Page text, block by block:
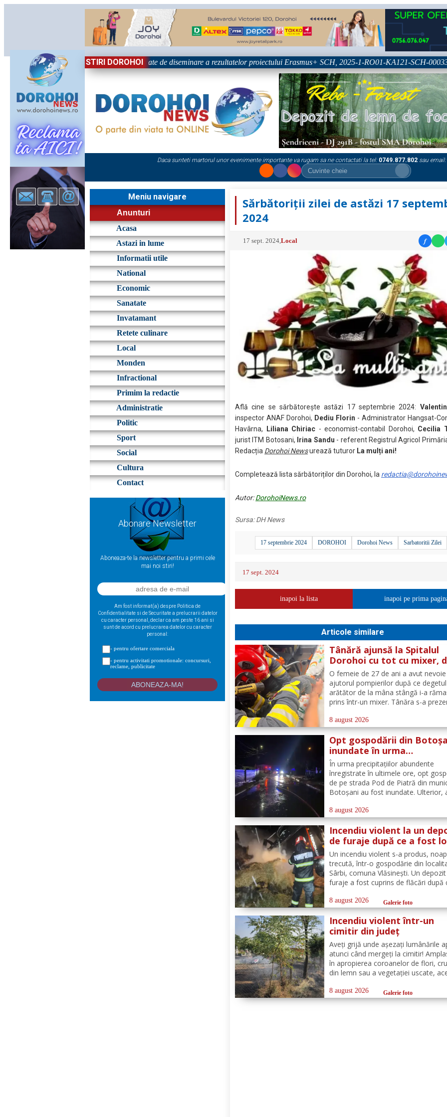
STIRI DOROHOI
„Grigore Ghica” Dorohoi - Activitate de diseminare a rezultatelor proiectului Erasmus+ SCH, 2025-1-RO01-KA121-SCH-000333361
Daca sunteti martorul unor evenimente importante va rugam sa ne contactati la tel: 0749.877.802 sau email:
Meniu navigare
Anunturi
Acasa
Astazi in lume
Informatii utile
National
Economic
Sanatate
Invatamant
Retete culinare
Local
Monden
Infractional
Primim la redactie
Administratie
Politic
Sport
Social
Cultura
Contact
Abonare Newsletter
Aboneaza-te la newsletter pentru a primi cele
mai noi stiri!
Am fost informat(a) despre Politica de
Confidentialitate si de Securitate a prelucrarii datelor
cu caracter personal, declar ca am peste 16 ani si
sunt de acord cu prelucrarea datelor cu caracter
personal:
- pentru ofertare comerciala
- pentru activitati promotionale: concursuri,
reclame, publicitate
Sărbătoriții zilei de astăzi 17
2024
17 sept. 2024 ,Local f
Află cine se sărbătoreşte astăzi 17 septembrie 2024:
inspector ANAF Dorohoi, Dediu Florin - Administrator Hangsat-
Havârna,
Liliana Chiriac - economist-contabil Dorohoi, Cecilia
jurist ITM Botosani, Irina Sandu - referent Registrul Agricol
Redacția Dorohoi Newsurează tuturor La mulți ani!
Completează lista sărbătoriților din Dorohoi, la
Autor:DorohoiNews.ro
Sursa:DH News
17 septembrie 2024 DOROHOI Dorohoi News Sarbatoritii Zilei
17 sept. 2024
inapoi la lista inapoi pe prima
Articole similare
Tânără ajunsă la Spitalul
Dorohoi cu tot cu mixer,
ce și-a prins degetul în
O femeie de 27 de ani a avut
ajutorul pompierilor după ce degetul
arătător de la mâna stângă i-a
prins într-un mixer. Tânăra s-a
aparatul electrocasnic, iar medicii au
solicitat intervenția salvatorilor.
din cadrul...
8 august 2026
Opt gospodării din
inundate în urma
precipitațiilor abundente
ultimele ore
În urma precipitațiilor abundente
înregistrate în ultimele ore, opt
de pe strada Pod de Piatră din
Botoșani au fost inundate. Ulterior,
pe carosabil. Pentru evacuarea apei,
pompierii militari din cadrul
Detașamentului Botoșani au...
8 august 2026
Incendiu violent la un
de furaje după ce a fost
de trăsnet
Un incendiu violent s-a produs,
trecută, într-o gospodărie din
Sârbi, comuna Vlăsinești. Un
furaje a fost cuprins de flăcări după
puțin după ora 22:00. La caz s-au
deplasat, în cel mai scurt timp,
din cadrul...
8 august 2026 Galerie foto
Incendiu violent într-un
cimitir din județ
Aveți grijă unde așezați lumânările
atunci când mergeți la cimitir!
în apropierea coroanelor de flori,
din lemn sau a vegetației uscate,
Un astfel de eveniment s-a produs
cimitirul din localitatea Ichimeni,
8 august 2026 Galerie foto